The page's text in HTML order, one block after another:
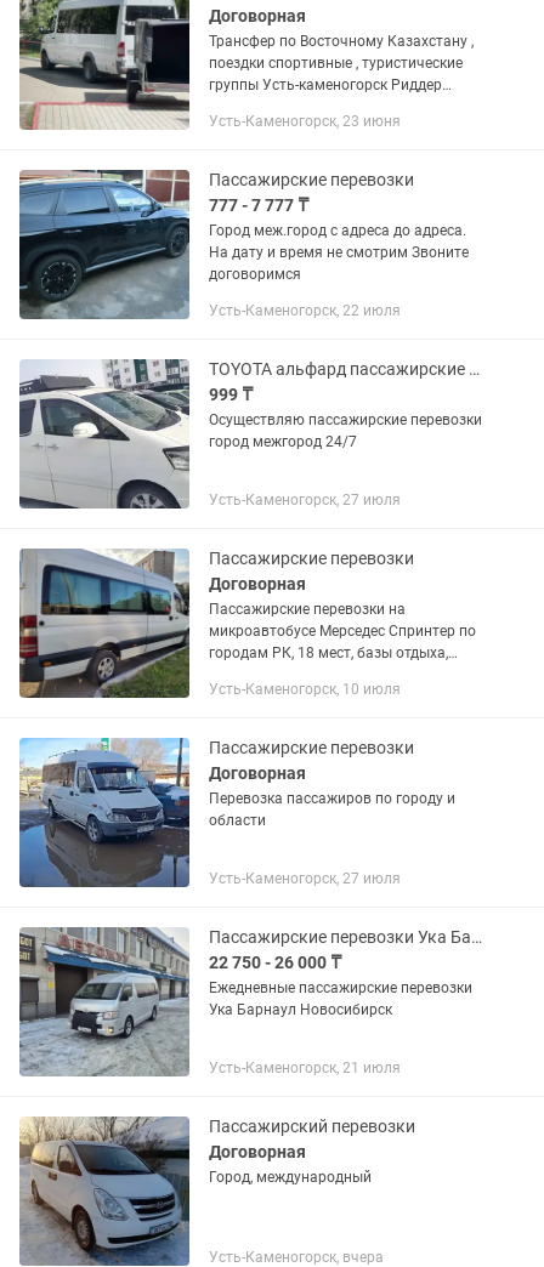
Договорная
Трансфер по Восточному Казахстану ,
поездки спортивные , туристические
группы Усть-каменогорск Риддер
22019746 на перевозки Любой способ
Усть-Каменогорск, 23 июня
Пассажирские перевозки
777 - 7 777 ₸
Город меж.город с адреса до адреса.
На дату и время не смотрим Звоните
договоримся
Усть-Каменогорск, 22 июля
TOYOTA альфард пассажирские перевозки город межгород
999 ₸
Осуществляю пассажирские перевозки
город межгород 24/7
Усть-Каменогорск, 27 июля
Пассажирские перевозки
Договорная
Пассажирские перевозки на
микроавтобусе Мерседес Спринтер по
городам РК, 18 мест, базы отдыха,
Усть-Каменогорск, 10 июля
Пассажирские перевозки
Договорная
Перевозка пассажиров по городу и
области
Усть-Каменогорск, 27 июля
Пассажирские перевозки Ука Барнаул Новосибирск
22 750 - 26 000 ₸
Ежедневные пассажирские перевозки
Ука Барнаул Новосибирск
Усть-Каменогорск, 21 июля
Пассажирский перевозки
Договорная
Город, международный
Усть-Каменогорск, вчера